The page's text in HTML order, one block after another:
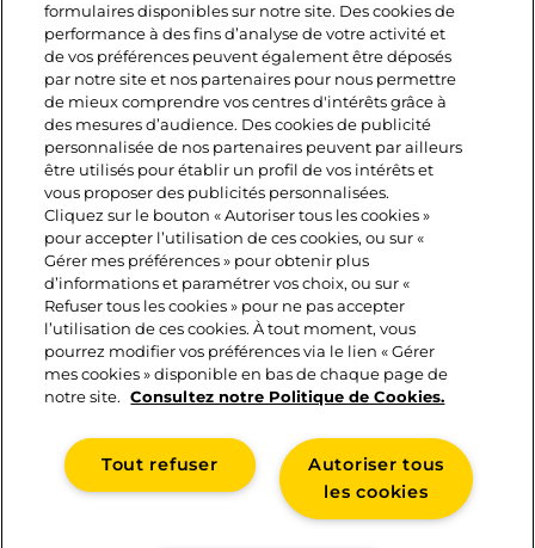
PROFITEZ DE NOS
BONS DE RÉDUCTION
POUR RÉALISER CETTE
RECETTE
NOS BONS DE RÉDUCTIONS
CONTACT
formulaires disponibles sur notre site. Des cookies de
performance à des fins d’analyse de votre activité et
de vos préférences peuvent également être déposés
par notre site et nos partenaires pour nous permettre
de mieux comprendre vos centres d'intérêts grâce à
des mesures d’audience. Des cookies de publicité
personnalisée de nos partenaires peuvent par ailleurs
être utilisés pour établir un profil de vos intérêts et
vous proposer des publicités personnalisées.
Cliquez sur le bouton « Autoriser tous les cookies »
pour accepter l’utilisation de ces cookies, ou sur «
Gérer mes préférences » pour obtenir plus
d’informations et paramétrer vos choix, ou sur «
Refuser tous les cookies » pour ne pas accepter
l’utilisation de ces cookies. À tout moment, vous
pourrez modifier vos préférences via le lien « Gérer
mes cookies » disponible en bas de chaque page de
notre site. Consultez notre Politique de Cookies.
Autoriser tous
les cookies
Tout refuser